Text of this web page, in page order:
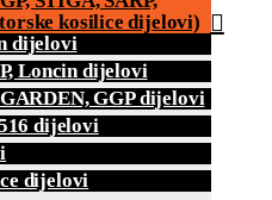
kosilice dijelovi)
dijelovi
Loncin dijelovi
GGP dijelovi
dijelovi
dijelovi